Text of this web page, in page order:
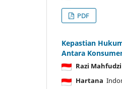
PDF
Kepastian
Antara
Razi Mahfudzi
Hartana